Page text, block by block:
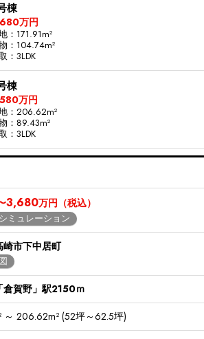
棟
万円
：171.91m²
：104.74m²
：3LDK
棟
万円
：206.62m²
：89.43m²
：3LDK
3,680万円（税込）
ミュレーション
崎市下中居町
倉賀野」駅2150ｍ
～ 206.62m² (52坪～62.5坪)